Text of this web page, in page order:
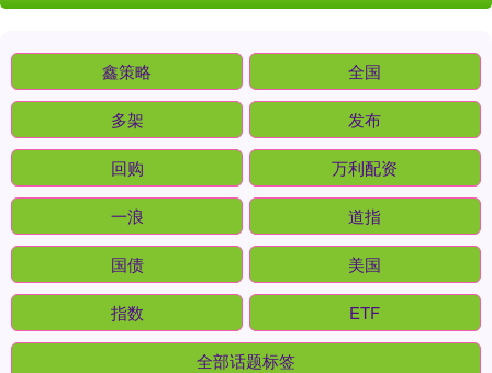
鑫策略 全国
多架 发布
回购 万利配资
一浪 道指
国债 美国
指数 ETF
全部话题标签